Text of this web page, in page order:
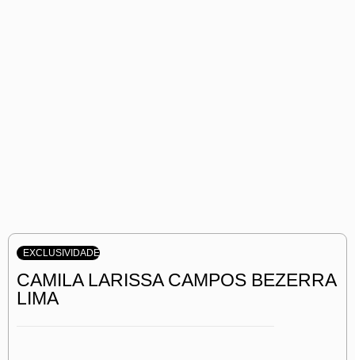
EXCLUSIVIDADE
CAMILA LARISSA CAMPOS BEZERRA
LIMA